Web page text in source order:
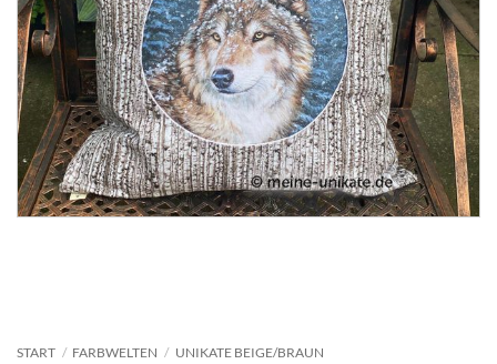
START / FARBWELTEN / UNIKATE BEIGE/BRAUN